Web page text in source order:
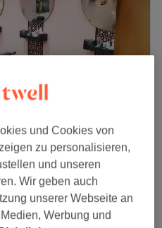
PLAZA
Auf Karte anzeigen
zupfen mit Faden)
19 €
und Cookies von
zu personalisieren,
und unseren
Wir geben auch
unserer Webseite an
Werbung und